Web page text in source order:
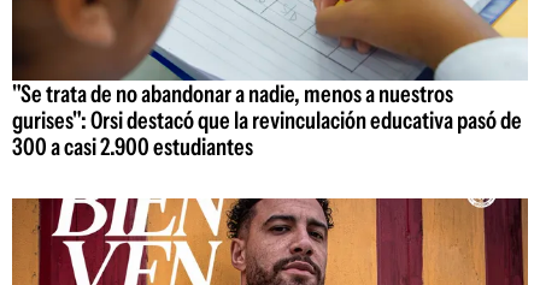
"Se trata de no abandonar a nadie, menos a nuestros
gurises": Orsi destacó que la revinculación educativa pasó de
300 a casi 2.900 estudiantes